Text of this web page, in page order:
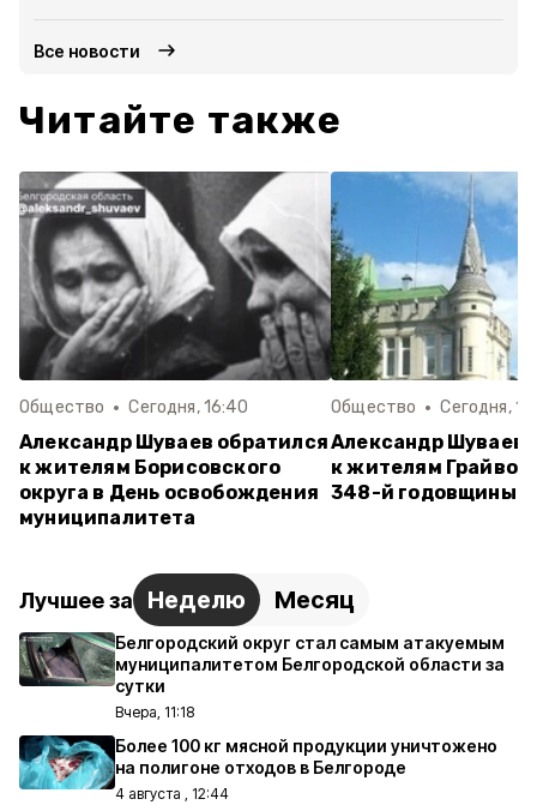
Все новости
Читайте также
Общество Сегодня, 16:40
Александр Шуваев обратился
к жителям Борисовского
округа в День освобождения
муниципалитета
Общество Сегодня,
Александр Шуваев
к жителям
348-й годовщины
Лучшее за Неделю Месяц
Белгородский округ стал самым атакуемым
муниципалитетом Белгородской области за
сутки
Вчера, 11:18
Более 100 кг мясной продукции уничтожено
на полигоне отходов в Белгороде
4 августа , 12:44